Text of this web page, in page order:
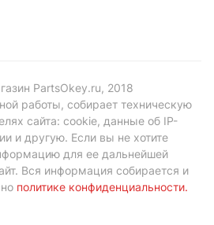
PartsOkey.ru, 2018
работы, собирает техническую
сайта: cookie, данные об IP-
и другую. Если вы не хотите
для ее дальнейшей
Вся информация собирается и
политике конфиденциальности.